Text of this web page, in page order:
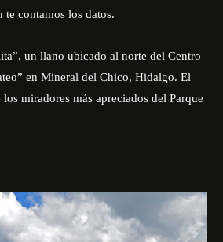
contamos los datos.
un llano ubicado al norte del Centro
en Mineral del Chico, Hidalgo. El
miradores más apreciados del Parque